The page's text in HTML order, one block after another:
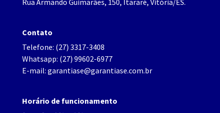
Contato
Telefone: (27) 3317-3408
Whatsapp: (27) 99602-6977
E-mail: garantiase@garantiase.com.br
Horário de funcionamento